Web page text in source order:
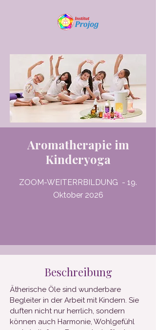
Aromatherapie im
Kinderyoga
ZOOM-WEITERRBILDUNG - 19.
Oktober 2026
Beschreibung
Ätherische Öle sind wunderbare
Begleiter in der Arbeit mit Kindern. Sie
duften nicht nur herrlich, sondern
können auch Harmonie, Wohlgefühl